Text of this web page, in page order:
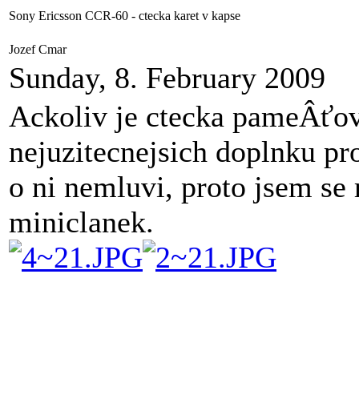
Sony Ericsson CCR-60 - ctecka karet v kapse
Jozef Cmar
Sunday, 8. February 2009
Ackoliv je ctecka
nejuzitecnejsich doplnku
o ni nemluvi, proto jsem
miniclanek.